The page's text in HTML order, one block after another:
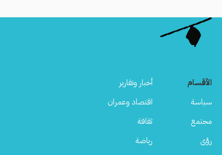
الأقسام
أخبار وتقارير
سياسة
اقتصاد وعمران
مجتمع
ثقافة
رؤى
رياضة